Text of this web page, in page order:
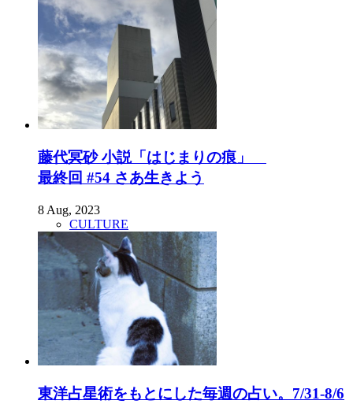
藤代冥砂 小説「はじまりの痕」
最終回 #54 さあ生きよう
8 Aug, 2023
CULTURE
東洋占星術をもとにした毎週の占い。7/31-8/6